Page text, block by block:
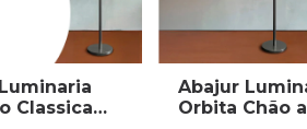
Classica
Abajur
Orbita Chão